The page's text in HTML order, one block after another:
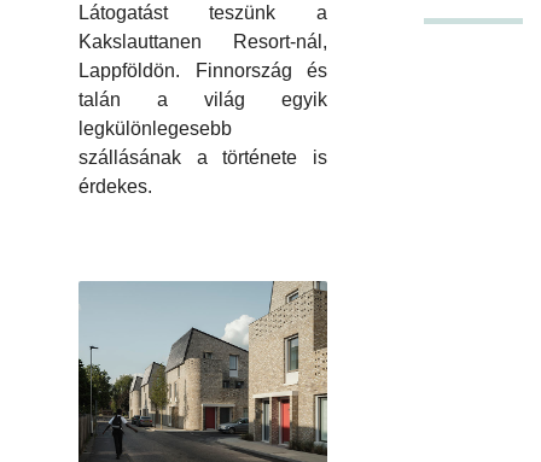
Látogatást teszünk a
Kakslauttanen Resort-nál,
Lappföldön. Finnország és
talán a világ egyik
legkülönlegesebb
szállásának a története is
érdekes.